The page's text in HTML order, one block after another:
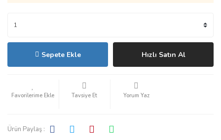
Sepete Ekle Hızlı Satın Al
Tavsiye Et Yorum Yaz
Ürün Paylaş :